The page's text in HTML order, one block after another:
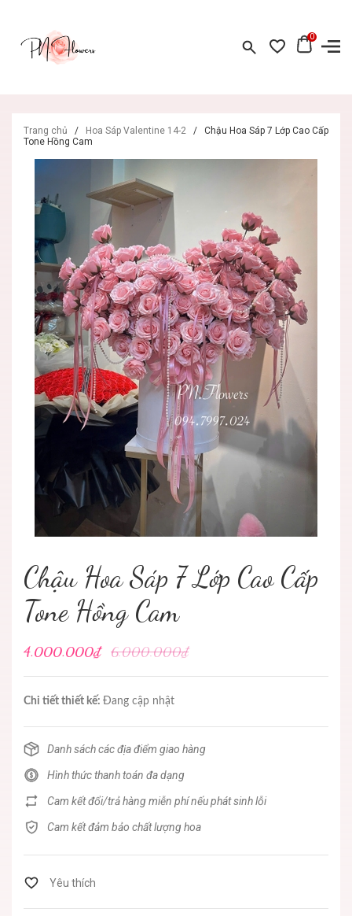
0
Trang chủ / Hoa Sáp Valentine 14-2 /
Chậu Hoa Sáp 7 Lớp Cao Cấp
Tone Hồng Cam
Chậu Hoa Sáp 7 Lớp Cao Cấp
Tone Hồng Cam
4.000.000₫ 6.000.000₫
Chi tiết thiết kế: Đang cập nhật
Danh sách các địa điểm giao hàng
Hình thức thanh toán đa dạng
Cam kết đổi/trả hàng miễn phí nếu phát sinh lỗi
Cam kết đảm bảo chất lượng hoa